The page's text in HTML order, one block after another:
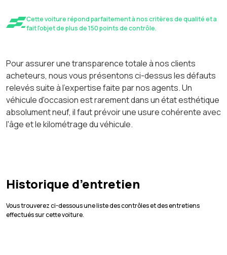
Cette voiture répond parfaitement à nos critères de qualité et a
fait l'objet de plus de 150 points de contrôle.
Pour assurer une transparence totale à nos clients
acheteurs, nous vous présentons ci-dessus les défauts
relevés suite à l'expertise faite par nos agents. Un
véhicule d'occasion est rarement dans un état esthétique
absolument neuf, il faut prévoir une usure cohérente avec
l'âge et le kilométrage du véhicule.
Historique d’entretien
Vous trouverez ci-dessous une liste des contrôles et des entretiens
effectués sur cette voiture.